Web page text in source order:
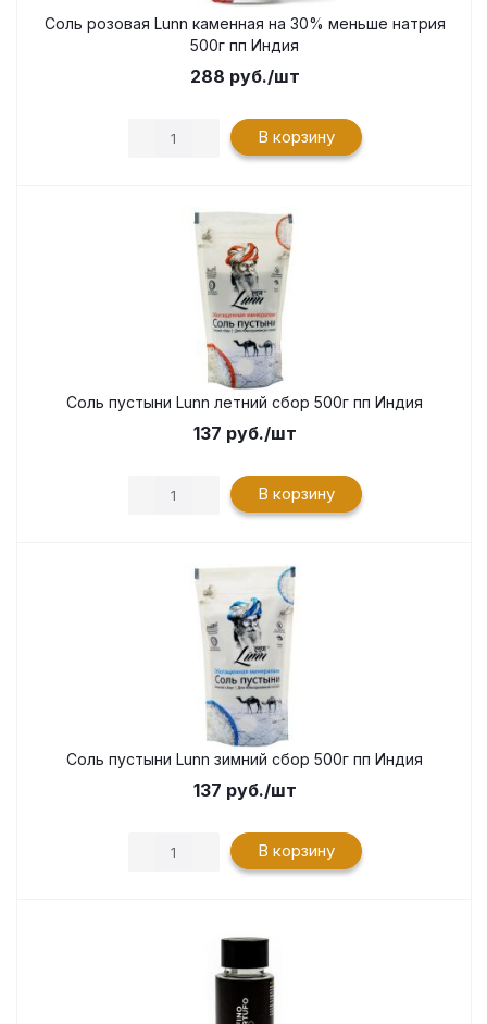
Соль розовая Lunn каменная на 30% меньше натрия
500г пп Индия
288 руб./шт
В корзину
Соль пустыни Lunn летний сбор 500г пп Индия
137 руб./шт
В корзину
Соль пустыни Lunn зимний сбор 500г пп Индия
137 руб./шт
В корзину